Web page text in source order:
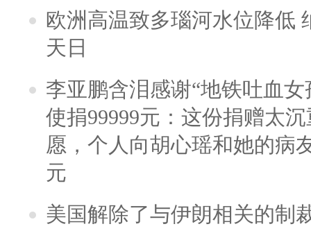
欧洲高温致多瑙河水位降低
天日
李亚鹏含泪感谢“地铁吐血
使捐99999元：这份捐赠太
愿，个人向胡心瑶和她的病
元
美国解除了与伊朗相关的制